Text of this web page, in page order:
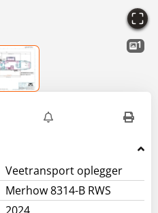
1
Veetransport oplegger
Merhow 8314-B RWS